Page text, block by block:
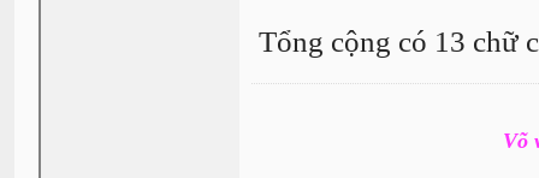
Tổng cộng có 13 chữ
Võ